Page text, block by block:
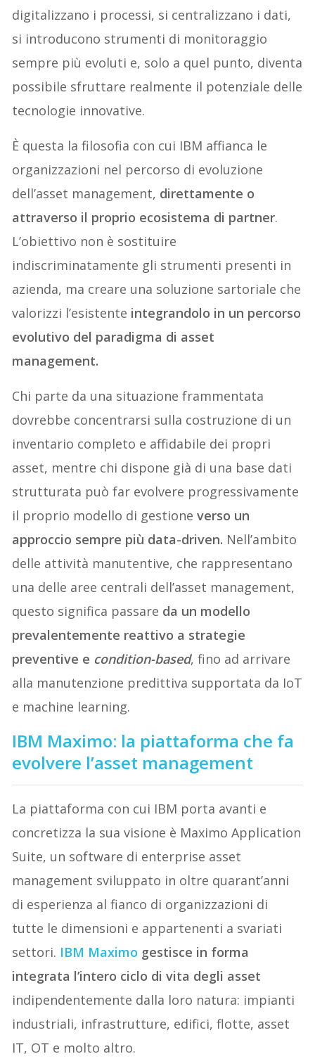
digitalizzano i processi, si centralizzano i dati,
si introducono strumenti di monitoraggio
sempre più evoluti e, solo a quel punto, diventa
possibile sfruttare realmente il potenziale delle
tecnologie innovative.
È questa la filosofia con cui IBM affianca le
organizzazioni nel percorso di evoluzione
dell’asset management, direttamente o
attraverso il proprio ecosistema di partner.
L’obiettivo non è sostituire
indiscriminatamente gli strumenti presenti in
azienda, ma creare una soluzione sartoriale che
valorizzi l’esistente integrandolo in un percorso
evolutivo del paradigma di asset
management.
Chi parte da una situazione frammentata
dovrebbe concentrarsi sulla costruzione di un
inventario completo e affidabile dei propri
asset, mentre chi dispone già di una base dati
strutturata può far evolvere progressivamente
il proprio modello di gestioneverso un
approccio sempre più data-driven. Nell’ambito
delle attività manutentive, che rappresentano
una delle aree centrali dell’asset management,
questo significa passare da un modello
prevalentemente reattivo a strategie
preventive e condition-based, fino ad arrivare
alla manutenzione predittiva supportata da IoT
e machine learning.
IBM Maximo: la piattaforma che fa
evolvere l’asset management
La piattaforma con cui IBM porta avanti e
concretizza la sua visione è Maximo Application
Suite, un software di enterprise asset
management sviluppato in oltre quarant’anni
di esperienza al fianco di organizzazioni di
tutte le dimensioni e appartenenti a svariati
settori. IBM Maximo gestisce in forma
integrata l’intero ciclo di vita degli asset
indipendentemente dalla loro natura: impianti
industriali, infrastrutture, edifici, flotte, asset
IT, OT e molto altro.